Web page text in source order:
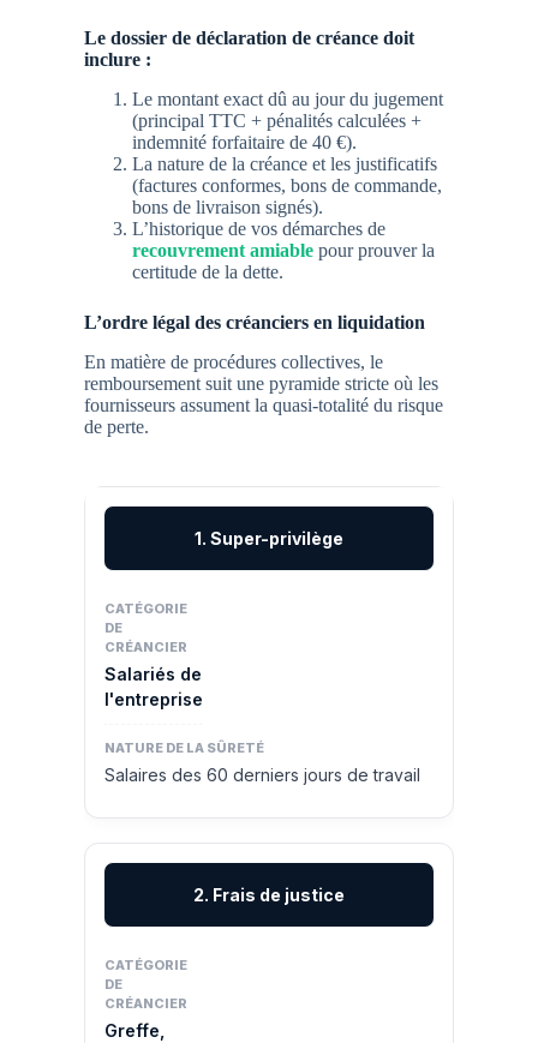
Le dossier de déclaration de créance doit
inclure :
Le montant exact dû au jour du jugement
(principal TTC + pénalités calculées +
indemnité forfaitaire de 40 €).
La nature de la créance et les justificatifs
(factures conformes, bons de commande,
bons de livraison signés).
L’historique de vos démarches de
recouvrement amiable pour prouver la
certitude de la dette.
L’ordre légal des créanciers en liquidation
En matière de procédures collectives, le
remboursement suit une pyramide stricte où les
fournisseurs assument la quasi-totalité du risque
de perte.
1. Super-privilège
Salariés de
l'entreprise
Salaires des 60 derniers jours de travail
2. Frais de justice
Greffe,